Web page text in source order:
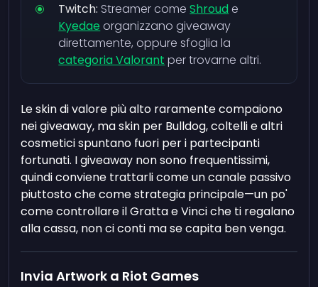
Twitch: Streamer comeShroude
Kyedae organizzano giveaway
direttamente, oppure sfoglia la
categoria Valorant per trovarne altri.
Le skin di valore più alto raramente compaiono
nei giveaway, ma skin per Bulldog, coltelli e altri
cosmetici spuntano fuori per i partecipanti
fortunati. I giveaway non sono frequentissimi,
quindi conviene trattarli come un canale passivo
piuttosto che come strategia principale—un po'
come controllare il Gratta e Vinci che ti regalano
alla cassa, non ci conti ma se capita ben venga.
Invia Artwork a Riot Games